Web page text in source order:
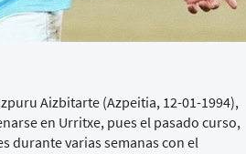
Aizbitarte (Azpeitia, 12-01-1994),
en Urritxe, pues el pasado curso,
durante varias semanas con el